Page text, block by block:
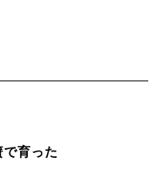
で育った